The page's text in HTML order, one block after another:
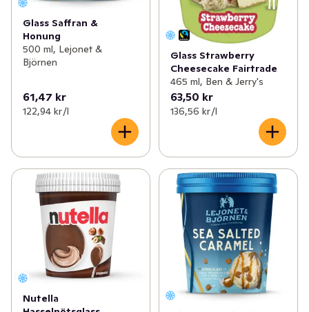
Glass Saffran &
Honung
500 ml, Lejonet &
Björnen
61,47 kr
122,94 kr /l
Glass Strawberry
Cheesecake Fairtrade
465 ml, Ben & Jerry's
63,50 kr
136,56 kr /l
Nutella